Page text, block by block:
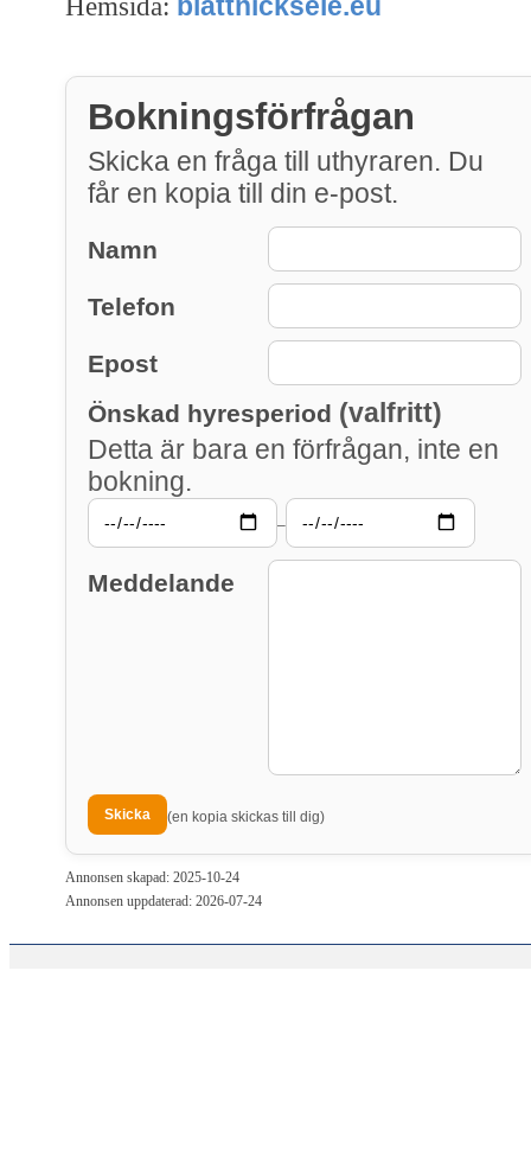
Hemsida:
Bokningsförfrågan
Skicka en fråga till uthyraren. Du
får en kopia till din e-post.
Namn
Telefon
Epost
Önskad hyresperiod (valfritt)
Detta är bara en förfrågan, inte en
bokning.
–
Meddelande
(en kopia skickas till dig)
Annonsen skapad: 2025-10-24
Annonsen uppdaterad: 2026-07-24